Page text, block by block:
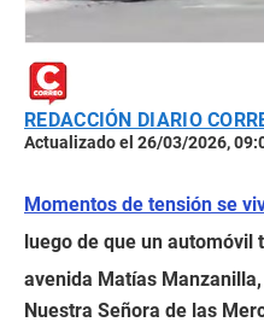
REDACCIÓN DIARIO
Actualizado el 26/03/2026,
Momentos de tensión se
luego de que un automóvil
avenida Matías
Nuestra Señora de las